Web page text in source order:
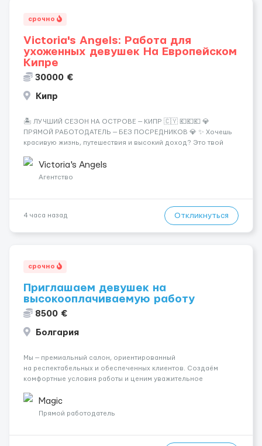
срочно
Victoria's Angels: Работа для
ухоженных девушек На Европейском
Кипре
30000 €
Кипр
🏝️ ЛУЧШИЙ СЕЗОН НА ОСТРОВЕ — КИПР 🇨🇾 💶💶💶 💎
ПРЯМОЙ РАБОТОДАТЕЛЬ — БЕЗ ПОСРЕДНИКОВ 💎 ✨ Хочешь
красивую жизнь, путешествия и высокий доход? Это твой
Опытная команда с годами практики — Стабильный поток
клиентов (без ...
Victoria's Angels
Агентство
4 часа назад Откликнуться
срочно
Приглашаем девушек на
высокооплачиваемую работу
8500 €
Болгария
Мы — премиальный салон, ориентированный
на респектабельных и обеспеченных клиентов. Создаём
комфортные условия работы и ценим уважительное
💎 Высокий доход — от 2000 € в неделю и выше 💎 Честная
сис...
Magic
Прямой работодатель